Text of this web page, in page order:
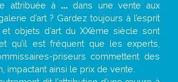
attribuée à ... dans une vente aux
d’art ? Gardez toujours à l’esprit
objets d’art du XXème siècle sont
qu’il est fréquent que les experts,
priseurs commettent des
impactant ainsi le prix de vente.